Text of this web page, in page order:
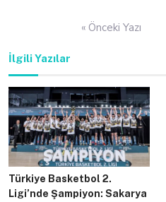
« Önceki Yazı
İlgili Yazılar
Türkiye Basketbol 2.
Ligi’nde Şampiyon: Sakarya